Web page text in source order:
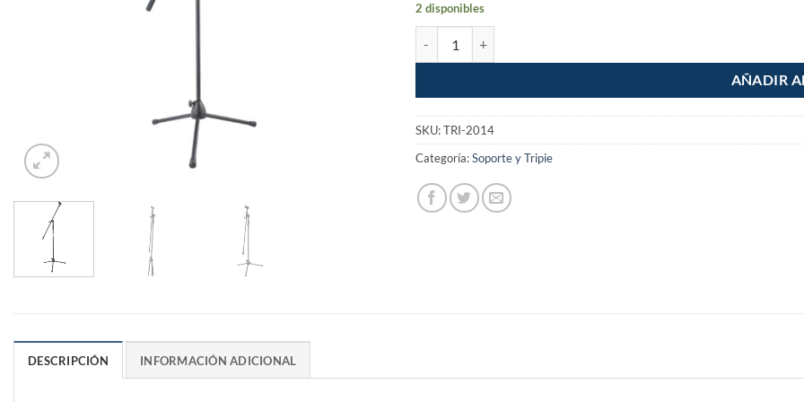
2 disponibles
AÑADIR
SKU:TRI-2014
Categoría:Soporte y Tripie
DESCRIPCIÓN INFORMACIÓN ADICIONAL